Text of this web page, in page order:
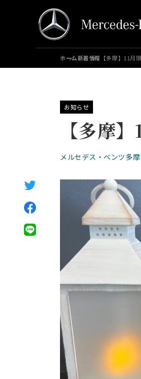
ホーム新着情報 【多摩】11月
お知らせ
【多摩
メルセデス・ベンツ多摩